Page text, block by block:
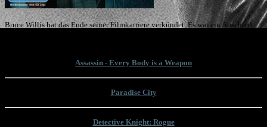
Bruce Willis hat das Ende seiner Filmkarriere verkündet. Es war ein Abschied
Assassin - Every Body is a Weapon
Paradise City
Detective Knight: Rogue